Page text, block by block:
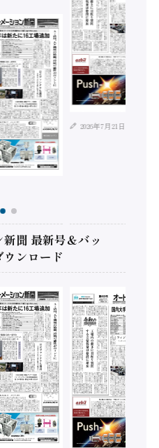
2026年7月21日
聞 最新号＆バッ
ンロード